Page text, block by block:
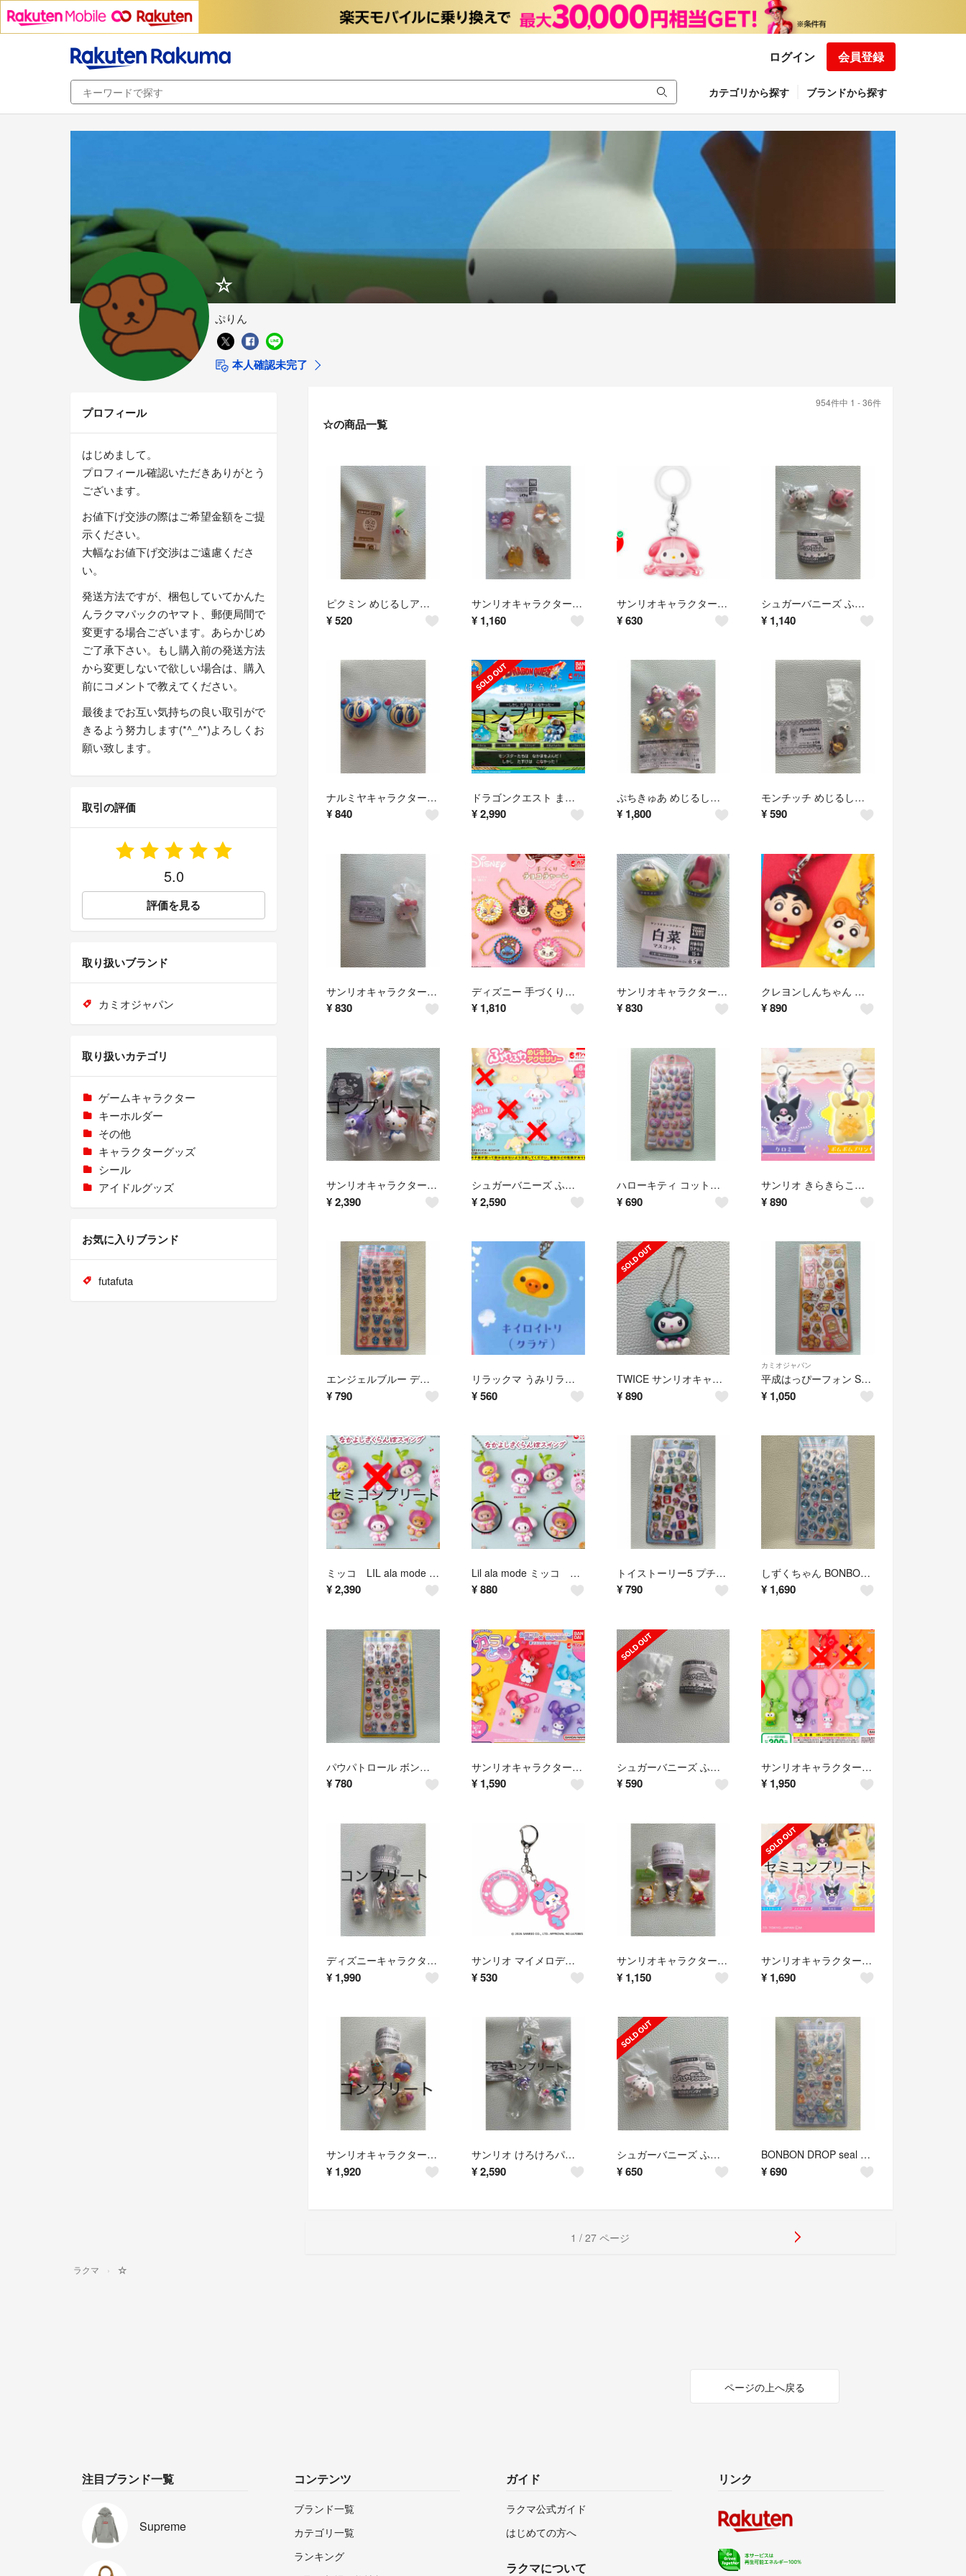
ログイン 会員登録
カテゴリから探す ブランドから探す
☆
ぷりん
本人確認未完了
954件中 1 - 36件
☆の商品一覧
ピクミン めじるしアクセサリー ピクミン 白ピクミン ガチャ バンダイ
¥520
サンリオキャラクターズ なかよしドロップチャーム 3種セット キキララ マイメロ クロミ ポムポムプリン
¥ 1,160
サンリオキャラクターズ なりきりメンダコ めじるしアクセサリー マイメロディ
¥ 630
シュガーバニーズ ふわふわめじるしアクセサリー 2個セット バンダイ ぶちうさ ももうさ
¥ 1,140
ナルミヤキャラクターズ スイングケース ナカムラくん 2個セット クリア ノーマル
¥840
ドラゴンクエスト まちぼうけ ～しかし たすけは こなかった～ コンプリートセット
¥2,990
ぷちきゅあ めじるしアクセサリー 5種セット バンダイ セミコンプリート
¥ 1,800
モンチッチ めじるしアクセサリー2 モンチッチくん スタンダードver.
¥590
サンリオキャラクターズ カラフルキャンディチャーム ハローキティ
¥830
ディズニー 手づくりチョコチャーム 全5種フルセット ガチャ コンプリート マリー ミスバニー ミニー スティッチ プーさん
¥ 1,810
サンリオキャラクターズ 白菜マスコット ポムポムプリン マイメロディ 2個セット
¥ 830
クレヨンしんちゃん カラフルマルチチャーム しんちゃん ひまわり 2個セット
¥890
サンリオキャラクターズ カラとも マスコット 5種セット コンプリート シナモン キティ ウサハナ コロコロクリリン クロミ
¥2,390
シュガーバニーズ ふわふわめじるしアクセサリー しろうさ ももうさ ぶちうさ はなうさ ブルーベリーうさ 5種セット
¥2,590
ハローキティ コットンパフィーシール サンリオ COTTON PUFFY
¥ 690
サンリオ きらきらこんぺいとうチャーム クロミ ポムポムプリン 2個セット
¥890
エンジェルブルー デイジーラヴァーズ ボンボンドロップシール ナルミヤキャラクターズ 国内正規品
¥790
リラックマ うみリラきぶん マーカーアクセサリー キイロイトリ クラゲ
¥560
TWICE サンリオキャラクターズ マスコットチャーム クロミ ミブリー
¥ 890
カミオジャパン
平成はっぴーフォン STICKERS なっとうちゃん 国内正規品
¥ 1,050
ミッコ LIL ala mode なかよしさくらんぼスイング 5種セット キャミー スフレ ラテ ナッツ パフ セミコンプリート
¥2,390
Lil ala mode ミッコ なかよしさくらんぼスイング ガチャ ナッツ ラテ
¥880
トイストーリー5 プチドロップステッカー カミオジャパン シール 国内正規品
¥ 790
しずくちゃん BONBON DROP Seal ボンボンドロップシール 大 国内正規品
¥ 1,690
パウパトロール ボンボンドロップシール フルーツ サンスター文具 国内正規品
¥780
サンリオキャラクターズ カラともマスコット ハローキティ コロコロクリリン クロミ セット
¥ 1,590
シュガーバニーズ ふわふわめじるしアクセサリー ぶちうさ バンダイ
¥ 590
サンリオキャラクターズ ななほしカラフルマルチチャーム 5個セット シナモン クロミ マイメロ ケロケロけろっぴ ポムポムプリン
¥ 1,950
ディズニーキャラクター SUMMER マスコットチャーム 全4種セット バンダイ コンプリート
¥ 1,990
サンリオ マイメロディ 浮き輪キーチェーン ガチャ
¥530
サンリオキャラクターズ 手作りおやつチャーム アイシングクッキー&パッケージ 3個セット ポチャッコ クロミ マロンクリーム
¥ 1,150
サンリオキャラクターズ きらきらこんぺいとうチャーム セミコンプリート
¥ 1,690
サンリオキャラクターズ アロハスイングコレクション 全5種セット ガチャ コンプリート
¥ 1,920
サンリオ けろけろパーティ めじるしアクセサリー セット セミコンプリート
¥2,590
シュガーバニーズ ふわふわめじるしアクセサリー ぶちうさ バンダイ
¥ 650
BONBON DROP seal ボンボンドロップシール わんわんボンボン クーリア 国内正規品
¥690
1 / 27 ページ
プロフィール
はじめまして。
プロフィール確認いただきありがとう
ございます。
お値下げ交渉の際はご希望金額をご提
示ください。
大幅なお値下げ交渉はご遠慮くださ
い。
発送方法ですが、梱包していてかんた
んラクマパックのヤマト、郵便局間で
変更する場合ございます。あらかじめ
ご了承下さい。もし購入前の発送方法
から変更しないで欲しい場合は、購入
前にコメントで教えてください。
最後までお互い気持ちの良い取引がで
きるよう努力します(*^_^*)よろしくお
願い致します。
取引の評価
5.0
評価を見る
取り扱いブランド
カミオジャパン
取り扱いカテゴリ
ゲームキャラクター
キーホルダー
その他
キャラクターグッズ
シール
アイドルグッズ
お気に入りブランド
futafuta
ラクマ ☆
ページの上へ戻る
注目ブランド一覧
Supreme
コンテンツ
ブランド一覧
カテゴリ一覧
ランキング
ガイド
ラクマ公式ガイド
はじめての方へ
ラクマについて
リンク